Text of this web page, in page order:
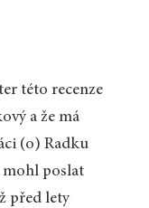
této recenze
a že má
(o) Radku
mohl poslat
před lety